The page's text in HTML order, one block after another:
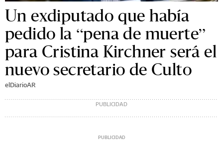
Un exdiputado que había
pedido la “pena de muerte”
para Cristina Kirchner será el
nuevo secretario de Culto
elDiarioAR